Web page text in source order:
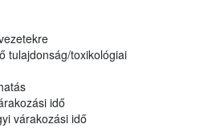
tulajdonság/toxikológiai
idő
várakozási idő